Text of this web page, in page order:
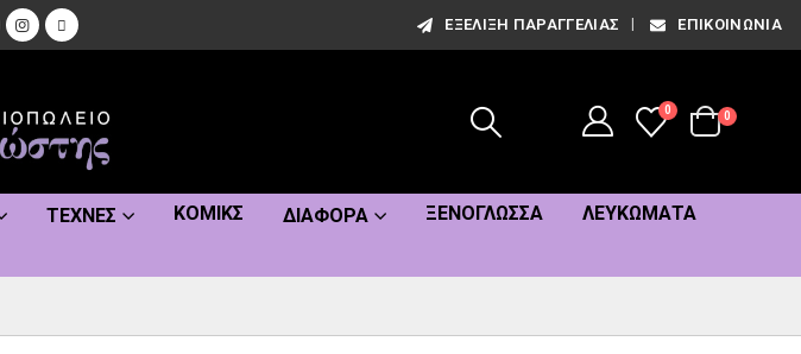
ΕΞΈΛΙΞΗ ΠΑΡΑΓΓΕΛΊΑΣ ΕΠΙΚΟΙΝΩΝΊΑ
0
0
ΤΈΧΝΕΣ ΚΌΜΙΚΣ ΔΙΆΦΟΡΑ ΞΕΝΌΓΛΩΣΣΑ
ΛΕΥΚΏΜΑΤΑ